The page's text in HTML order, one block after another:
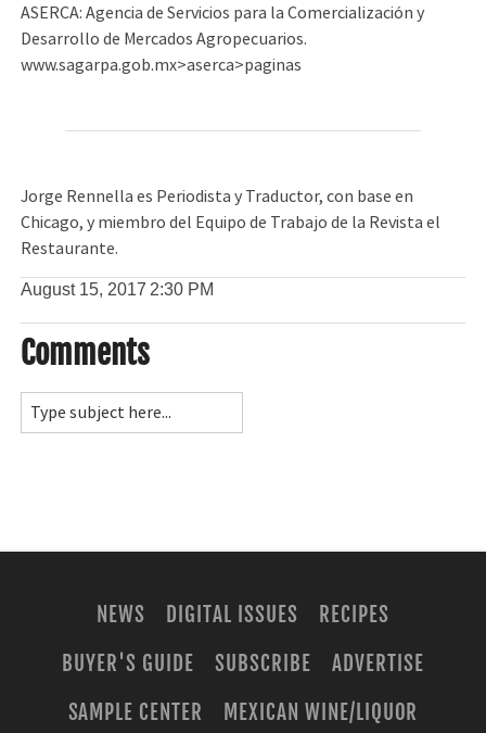
ASERCA: Agencia de Servicios para la Comercialización y
Desarrollo de Mercados Agropecuarios.
www.sagarpa.gob.mx>aserca>paginas
Jorge Rennella es Periodista y Traductor, con base en
Chicago, y miembro del Equipo de Trabajo de la Revista el
Restaurante.
August 15, 2017 2:30 PM
Comments
NEWS DIGITAL ISSUES
RECIPES
BUYER'S GUIDE
SUBSCRIBE
ADVERTISE
SAMPLE CENTER
MEXICAN WINE/LIQUOR